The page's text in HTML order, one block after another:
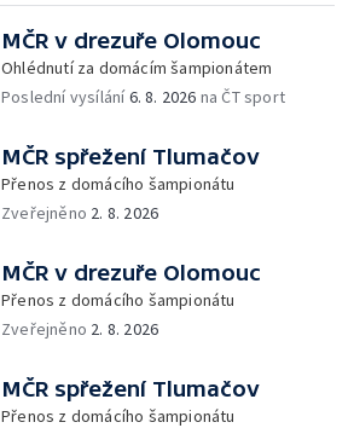
MČR v drezuře Olomouc
Ohlédnutí za domácím šampionátem
Poslední vysílání6. 8. 2026 na ČT sport
MČR spřežení Tlumačov
Přenos z domácího šampionátu
Zveřejněno 2. 8. 2026
MČR v drezuře Olomouc
Přenos z domácího šampionátu
Zveřejněno 2. 8. 2026
MČR spřežení Tlumačov
Přenos z domácího šampionátu